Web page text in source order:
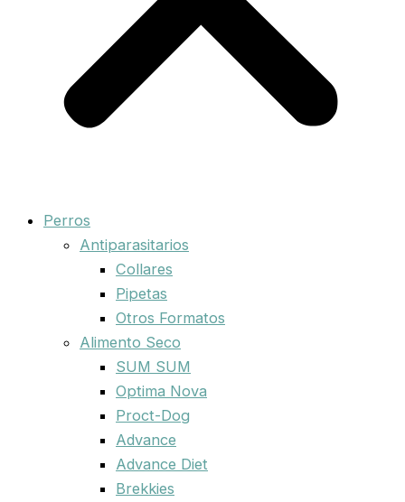
Perros
Antiparasitarios
Collares
Pipetas
Otros Formatos
Alimento Seco
SUM SUM
Optima Nova
Proct-Dog
Advance
Advance Diet
Brekkies